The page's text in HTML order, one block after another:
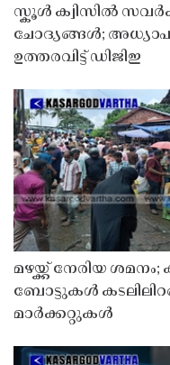
സ്കൂൾ ക്വിസിൽ
ചോദ്യങ്ങൾ;
ഉത്തരവിട്ട് ഡിജിഇ
മഴയ്ക്ക് നേരിയ
ബോട്ടുകൾ
മാർക്കറ്റുകൾ